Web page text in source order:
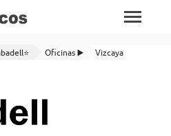
Oficinas ▶️
Vizcaya